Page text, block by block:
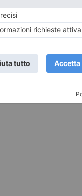
la suscettibilità.
siete voi!
cena via libera a